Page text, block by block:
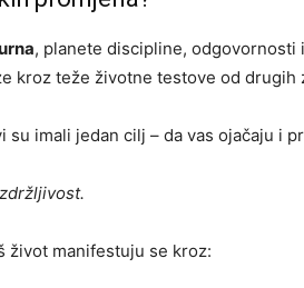
, planete discipline, odgovornosti
kroz teže životne testove od drugih
imali jedan cilj – da vas ojačaju i
život manifestuju se kroz: